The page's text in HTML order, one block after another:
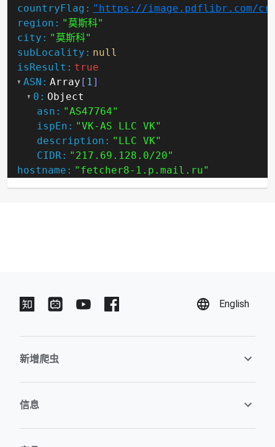
countryFlag: "https://image.pdflibr.com/
region: "莫斯科"
city: "莫斯科"
subLocality: null
isResult: true
ASN: Array [ 1]
0: Object
asn: "AS47764"
ispEn: "VK-AS LLC VK"
description: "LLC VK"
CIDR: "217.69.128.0/20"
hostname: "fetcher8-1.p.mail.ru"
English
新增爬虫
信息